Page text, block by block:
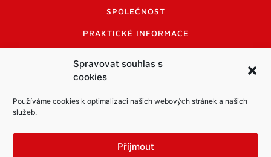
Spravovat souhlas s
cookies
Používáme cookies k optimalizaci našich webových stránek a našich
služeb.
Příjmout
SPOLEČNOST
PRAKTICKÉ INFORMACE
INFORMACE A KODEX DISKUTUJÍCÍCH
LOGO A LOGO MANUÁL